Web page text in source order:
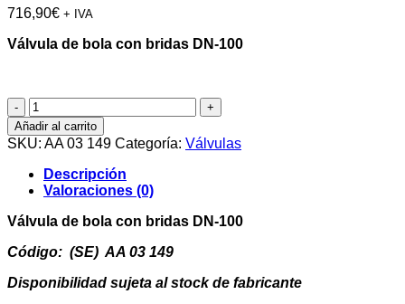
716,90€ + IVA
Válvula de bola con bridas DN-100
Válvula
de
bola
con
bridas
DN-
100
cantidad
Añadir al carrito
SKU: AA 03 149 Categoría: Válvulas
Descripción
Valoraciones (0)
Válvula de bola con bridas DN-100
Código: (SE) AA 03 149
Disponibilidad sujeta al stock de fabricante